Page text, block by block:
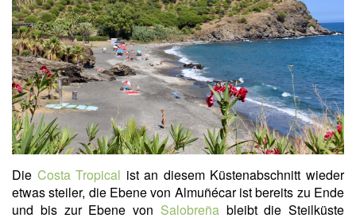
Die Costa Tropical ist an diesem Küstenabschnitt wieder
etwas steiler, die Ebene von Almuñécar ist bereits zu Ende
und bis zur Ebene von Salobreñableibt die Steilküste